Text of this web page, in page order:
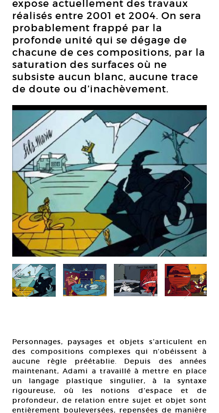
expose actuellement des travaux
réalisés entre 2001 et 2004. On sera
probablement frappé par la
profonde unité qui se dégage de
chacune de ces compositions, par la
saturation des surfaces où ne
subsiste aucun blanc, aucune trace
de doute ou d’inachèvement.
Personnages, paysages et objets s’articulent en
des compositions complexes qui n’obéissent à
aucune règle préétablie. Depuis des années
maintenant, Adami a travaillé à mettre en place
un langage plastique singulier, à la syntaxe
rigoureuse, où les notions d’espace et de
profondeur, de relation entre sujet et objet sont
entièrement bouleversées, repensées de manière